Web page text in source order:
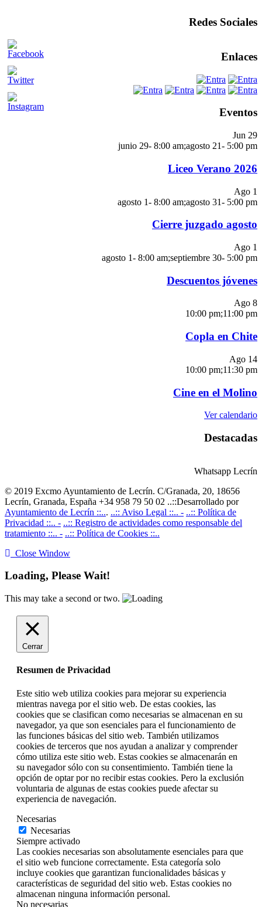
Redes Sociales
Enlaces
Eventos
Jun 29
junio 29- 8:00 am;agosto 21- 5:00 pm
Liceo Verano 2026
Ago 1
agosto 1- 8:00 am;agosto 31- 5:00 pm
Cierre juzgado agosto
Ago 1
agosto 1- 8:00 am;septiembre 30- 5:00 pm
Descuentos jóvenes
Ago 8
10:00 pm;11:00 pm
Copla en Chite
Ago 14
10:00 pm;11:30 pm
Cine en el Molino
Ver calendario
Destacadas
Whatsapp Lecrín
© 2019 Excmo Ayuntamiento de Lecrín. C/Granada, 20, 18656
Lecrín, Granada, España +34 958 79 50 02 ..::Desarrollado por
Ayuntamiento de Lecrín ::... ..:: Aviso Legal ::.. - ..:: Política de
Privacidad ::.. - ..:: Registro de actividades como responsable del
tratamiento ::.. - ..:: Política de Cookies ::..
Close Window
Loading, Please Wait!
This may take a second or two.
Cerrar
Resumen de Privacidad
Este sitio web utiliza cookies para mejorar su experiencia
mientras navega por el sitio web. De estas cookies, las
cookies que se clasifican como necesarias se almacenan en su
navegador, ya que son esenciales para el funcionamiento de
las funciones básicas del sitio web. También utilizamos
cookies de terceros que nos ayudan a analizar y comprender
cómo utiliza este sitio web. Estas cookies se almacenarán en
su navegador sólo con su consentimiento. También tiene la
opción de optar por no recibir estas cookies. Pero la exclusión
voluntaria de algunas de estas cookies puede afectar su
experiencia de navegación.
Necesarias
Necesarias
Siempre activado
Las cookies necesarias son absolutamente esenciales para que
el sitio web funcione correctamente. Esta categoría solo
incluye cookies que garantizan funcionalidades básicas y
características de seguridad del sitio web. Estas cookies no
almacenan ninguna información personal.
No necesarias